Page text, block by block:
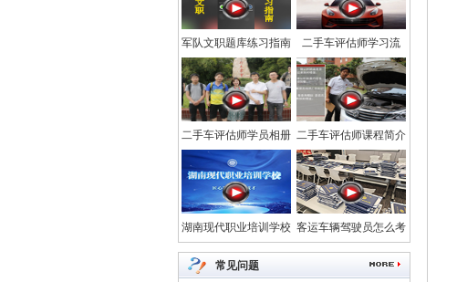
军队文职题库练习指南
二手车评估师学习流
程-汽车网校
二手车评估师学员相册
_中华汽车网校
二手车评估师课程简介
_中华汽车网校
湖南现代职业培训学校 客运车辆驾驶员怎么考
常见问题